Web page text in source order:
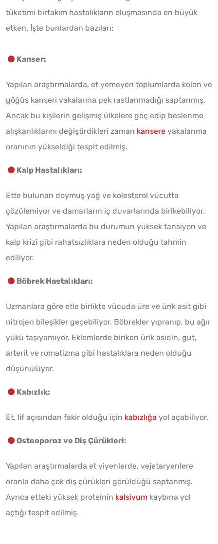
tüketimi birtakım hastalıkların oluşmasında en büyük
etken. İşte bunlardan bazıları:
Kanser:
Yapılan araştırmalarda, et yemeyen toplumlarda kolon ve
göğüs kanseri vakalarına pek rastlanmadığı saptanmış.
Ancak bu kişilerin gelişmiş ülkelere göç edip beslenme
alışkanlıklarını değiştirdikleri zaman kansere yakalanma
oranının yükseldiği tespit edilmiş.
Kalp Hastalıkları:
Ette bulunan doymuş yağ ve kolesterol vücutta
çözülemiyor ve damarların iç duvarlarında birikebiliyor.
Yapılan araştırmalarda bu durumun yüksek tansiyon ve
kalp krizi gibi rahatsızlıklara neden olduğu tahmin
ediliyor.
Böbrek Hastalıkları:
Uzmanlara göre etle birlikte vücuda üre ve ürik asit gibi
nitrojen bileşikler geçebiliyor. Böbrekler yıpranıp, bu ağır
yükü taşıyamıyor. Eklemlerde biriken ürik asidin, gut,
arterit ve romatizma gibi hastalıklara neden olduğu
düşünülüyor.
Kabızlık:
Et, lif açısından fakir olduğu için kabızlığa yol açabiliyor.
Osteoporoz ve Diş Çürükleri:
Yapılan araştırmalarda et yiyenlerde, vejetaryenlere
oranla daha çok diş çürükleri görüldüğü saptanmış.
Ayrıca etteki yüksek proteinin kalsiyum kaybına yol
açtığı tespit edilmiş.